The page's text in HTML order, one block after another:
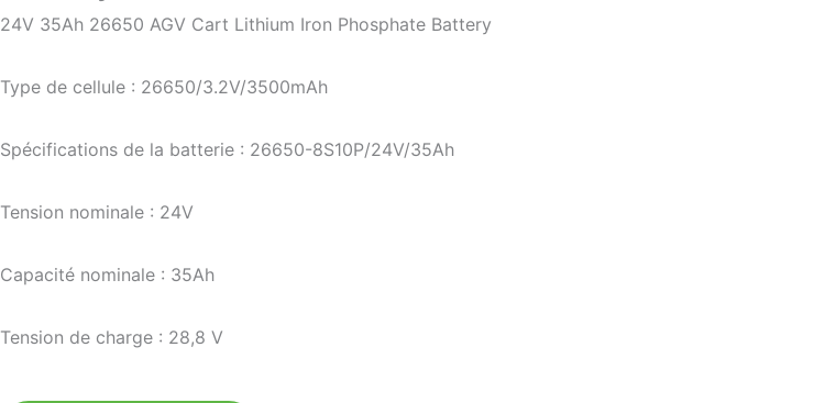
24V 35Ah 26650 AGV Cart Lithium Iron Phosphate Battery
Type de cellule : 26650/3.2V/3500mAh
Spécifications de la batterie : 26650-8S10P/24V/35Ah
Tension nominale : 24V
Capacité nominale : 35Ah
Tension de charge : 28,8 V